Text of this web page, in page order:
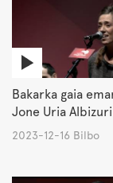
Bakarka gaia
Jone Uria
2023-12-16 Bilbo